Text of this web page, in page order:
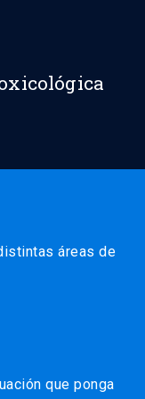
áreas de
que ponga